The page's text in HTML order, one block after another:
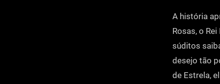
A história
Rosas, o
súditos
desejo tão
de Estrela,